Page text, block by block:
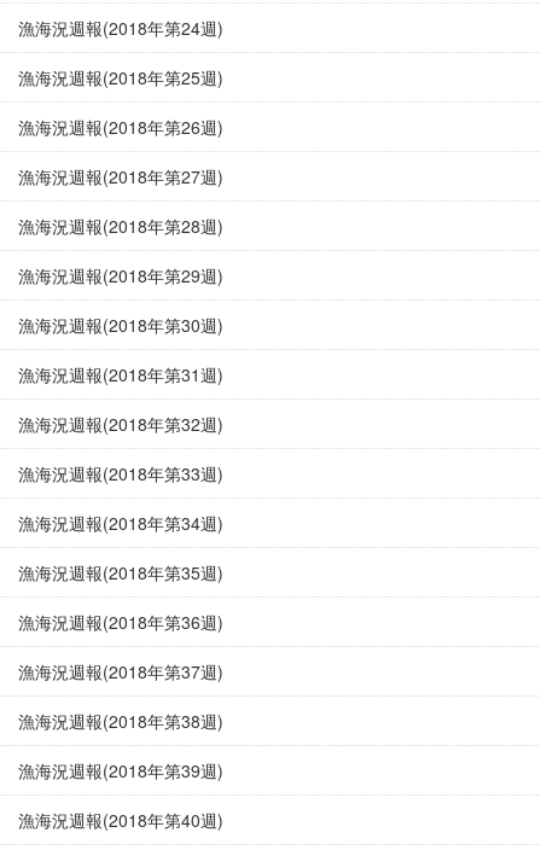
漁海況週報(2018年第24週)
漁海況週報(2018年第25週)
漁海況週報(2018年第26週)
漁海況週報(2018年第27週)
漁海況週報(2018年第28週)
漁海況週報(2018年第29週)
漁海況週報(2018年第30週)
漁海況週報(2018年第31週)
漁海況週報(2018年第32週)
漁海況週報(2018年第33週)
漁海況週報(2018年第34週)
漁海況週報(2018年第35週)
漁海況週報(2018年第36週)
漁海況週報(2018年第37週)
漁海況週報(2018年第38週)
漁海況週報(2018年第39週)
漁海況週報(2018年第40週)